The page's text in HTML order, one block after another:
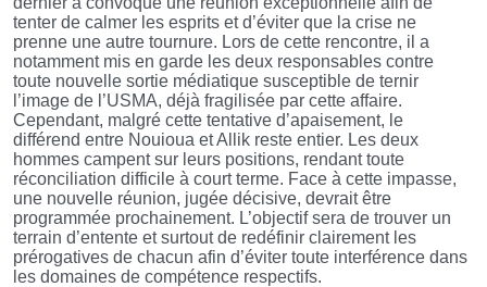
tenter de calmer les esprits et d’éviter que la crise ne
prenne une autre tournure. Lors de cette rencontre, il a
notamment mis en garde les deux responsables contre
toute nouvelle sortie médiatique susceptible de ternir
l’image de l’USMA, déjà fragilisée par cette affaire.
Cependant, malgré cette tentative d’apaisement, le
différend entre Nouioua et Allik reste entier. Les deux
hommes campent sur leurs positions, rendant toute
réconciliation difficile à court terme. Face à cette impasse,
une nouvelle réunion, jugée décisive, devrait être
programmée prochainement. L’objectif sera de trouver un
terrain d’entente et surtout de redéfinir clairement les
prérogatives de chacun afin d’éviter toute interférence dans
les domaines de compétence respectifs.